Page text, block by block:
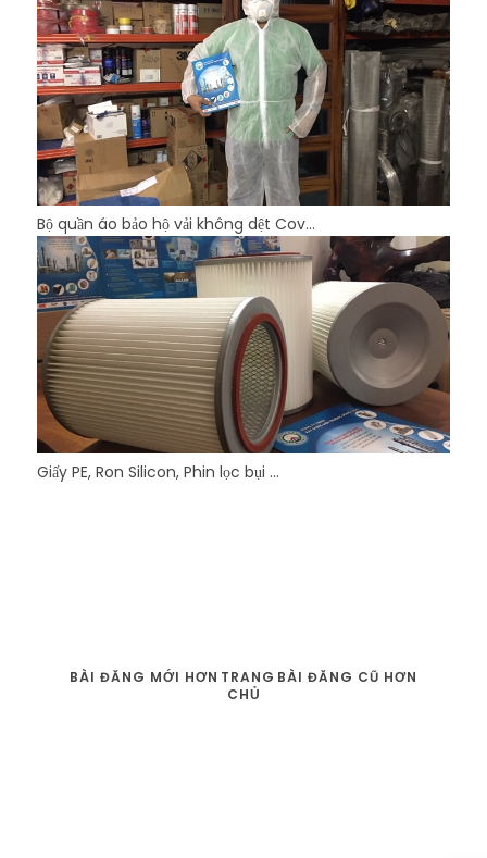
Bộ quần áo bảo hộ vải không dệt Cov...
Giấy PE, Ron Silicon, Phin lọc bụi ...
BÀI ĐĂNG MỚI HƠN BÀI ĐĂNG CŨ HƠN
TRANG
CHỦ